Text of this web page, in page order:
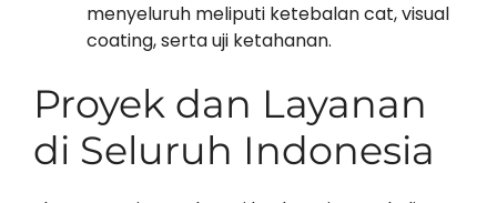
menyeluruh meliputi ketebalan cat, visual
coating, serta uji ketahanan.
Proyek dan Layanan
di Seluruh Indonesia